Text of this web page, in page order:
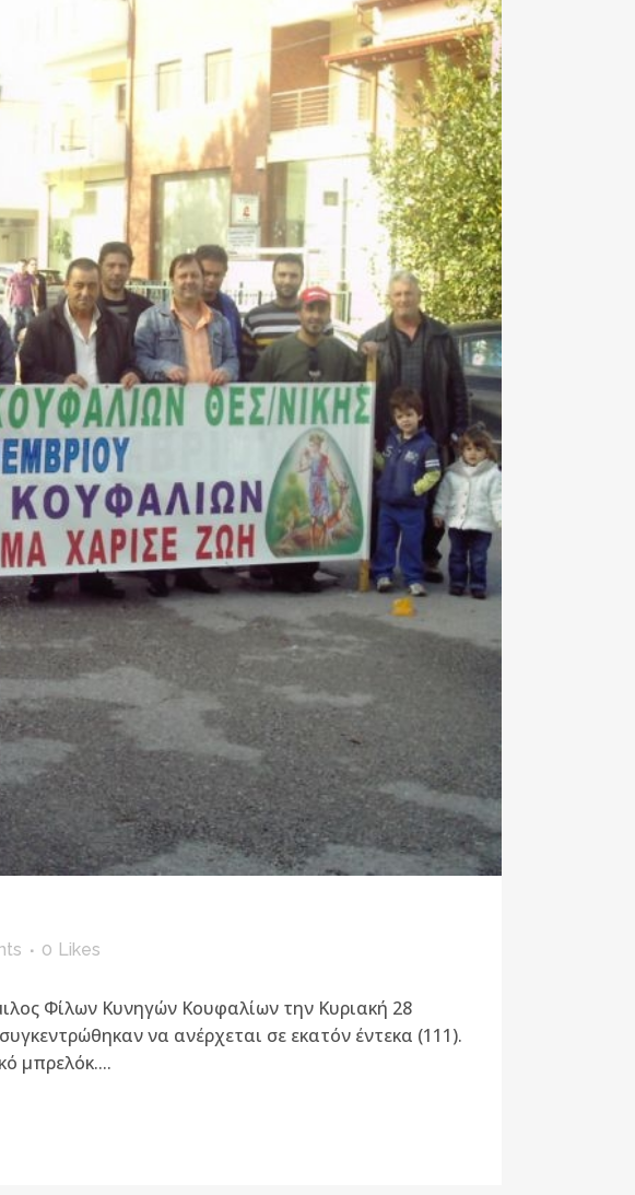
0 Likes
Φίλων Κυνηγών Κουφαλίων την Κυριακή 28
να ανέρχεται σε εκατόν έντεκα (111).
μπρελόκ....